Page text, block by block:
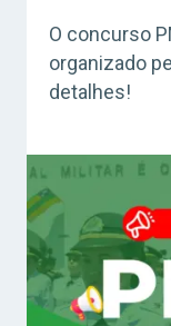
O concurso
organizado
detalhes!